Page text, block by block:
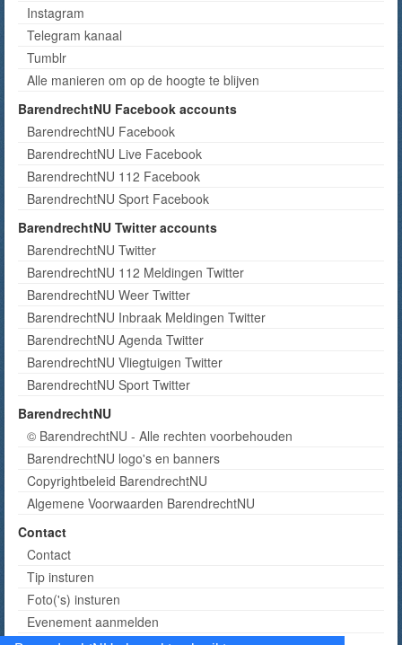
Instagram
Telegram kanaal
Tumblr
Alle manieren om op de hoogte te blijven
BarendrechtNU Facebook accounts
BarendrechtNU Facebook
BarendrechtNU Live Facebook
BarendrechtNU 112 Facebook
BarendrechtNU Sport Facebook
BarendrechtNU Twitter accounts
BarendrechtNU Twitter
BarendrechtNU 112 Meldingen Twitter
BarendrechtNU Weer Twitter
BarendrechtNU Inbraak Meldingen Twitter
BarendrechtNU Agenda Twitter
BarendrechtNU Vliegtuigen Twitter
BarendrechtNU Sport Twitter
BarendrechtNU
© BarendrechtNU - Alle rechten voorbehouden
BarendrechtNU logo's en banners
Copyrightbeleid BarendrechtNU
Algemene Voorwaarden BarendrechtNU
Contact
Contact
Tip insturen
Foto('s) insturen
Evenement aanmelden